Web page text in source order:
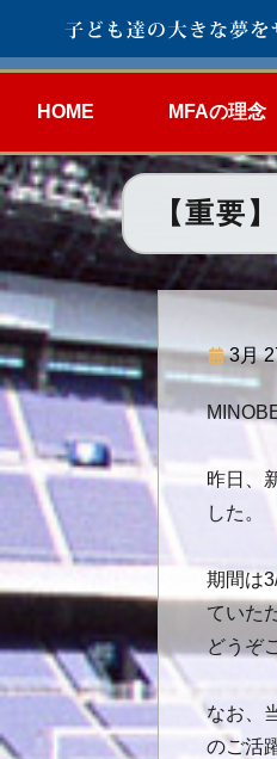
HOME MFAの理念
【重要
3月
昨日、
した。
期間は
ていた
どうぞ
なお、
のご活